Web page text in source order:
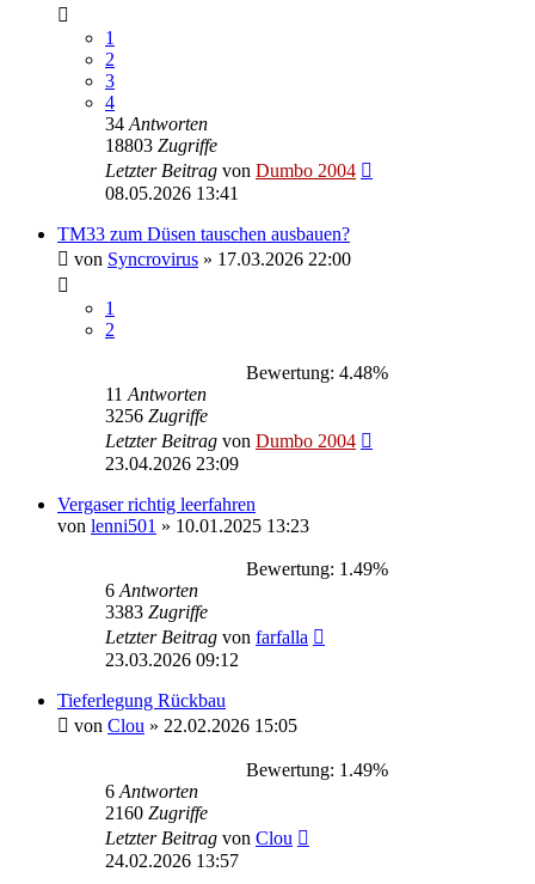
1
2
3
4
34 Antworten
18803 Zugriffe
Letzter Beitrag von Dumbo 2004
08.05.2026 13:41
TM33 zum Düsen tauschen ausbauen?
von Syncrovirus » 17.03.2026 22:00
1
2
Bewertung: 4.48%
11 Antworten
3256 Zugriffe
Letzter Beitrag von Dumbo 2004
23.04.2026 23:09
Vergaser richtig leerfahren
von lenni501 » 10.01.2025 13:23
Bewertung: 1.49%
6 Antworten
3383 Zugriffe
Letzter Beitrag von farfalla
23.03.2026 09:12
Tieferlegung Rückbau
von Clou » 22.02.2026 15:05
Bewertung: 1.49%
6 Antworten
2160 Zugriffe
Letzter Beitrag von Clou
24.02.2026 13:57